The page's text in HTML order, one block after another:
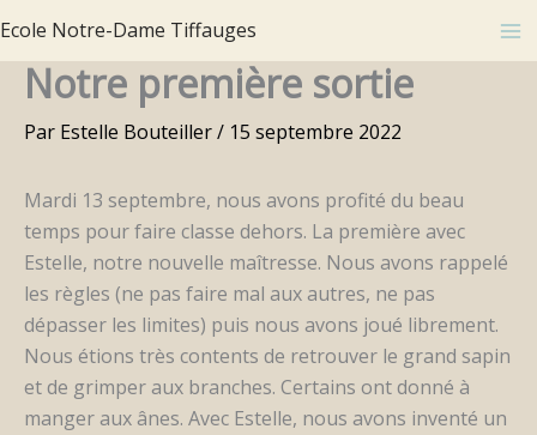
au
contenu
Ecole Notre-Dame Tiffauges
Notre première sortie
Par Estelle Bouteiller/ 15 septembre 2022
Mardi 13 septembre, nous avons profité du beau
temps pour faire classe dehors. La première avec
Estelle, notre nouvelle maîtresse. Nous avons rappelé
les règles (ne pas faire mal aux autres, ne pas
dépasser les limites) puis nous avons joué librement.
Nous étions très contents de retrouver le grand sapin
et de grimper aux branches. Certains ont donné à
manger aux ânes. Avec Estelle, nous avons inventé un